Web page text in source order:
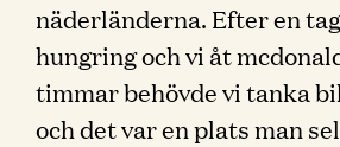
näderländerna. Efter en
hungring och vi åt
timmar behövde vi tanka
och det var en plats man